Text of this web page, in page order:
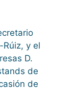
y el
D.
de
de